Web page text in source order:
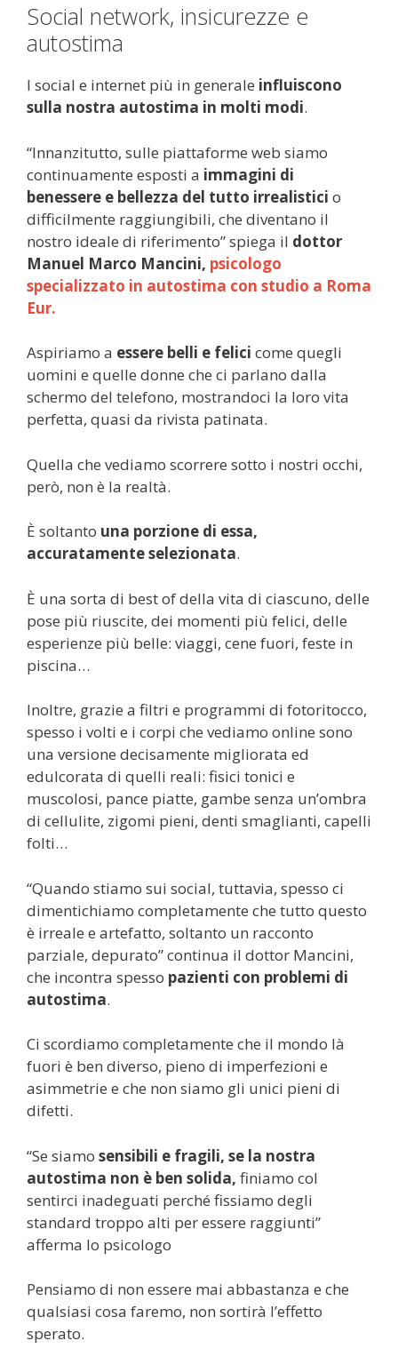
Social network, insicurezze e
autostima
I social e internet più in generale influiscono
sulla nostra autostima in molti modi.
“Innanzitutto, sulle piattaforme web siamo
continuamente esposti a immagini di
benessere e bellezza del tutto irrealistici o
difficilmente raggiungibili, che diventano il
nostro ideale di riferimento” spiega il dottor
Manuel Marco Mancini, psicologo
specializzato in autostima con studio a Roma
Eur.
Aspiriamo a essere belli e felici come quegli
uomini e quelle donne che ci parlano dalla
schermo del telefono, mostrandoci la loro vita
perfetta, quasi da rivista patinata.
Quella che vediamo scorrere sotto i nostri occhi,
però, non è la realtà.
È soltanto una porzione di essa,
accuratamente selezionata.
È una sorta di best of della vita di ciascuno, delle
pose più riuscite, dei momenti più felici, delle
esperienze più belle: viaggi, cene fuori, feste in
piscina…
Inoltre, grazie a filtri e programmi di fotoritocco,
spesso i volti e i corpi che vediamo online sono
una versione decisamente migliorata ed
edulcorata di quelli reali: fisici tonici e
muscolosi, pance piatte, gambe senza un’ombra
di cellulite, zigomi pieni, denti smaglianti, capelli
folti…
“Quando stiamo sui social, tuttavia, spesso ci
dimentichiamo completamente che tutto questo
è irreale e artefatto, soltanto un racconto
parziale, depurato” continua il dottor Mancini,
che incontra spesso pazienti con problemi di
autostima.
Ci scordiamo completamente che il mondo là
fuori è ben diverso, pieno di imperfezioni e
asimmetrie e che non siamo gli unici pieni di
difetti.
“Se siamo sensibili e fragili, se la nostra
autostima non è ben solida, finiamo col
sentirci inadeguati perché fissiamo degli
standard troppo alti per essere raggiunti”
afferma lo psicologo
Pensiamo di non essere mai abbastanza e che
qualsiasi cosa faremo, non sortirà l’effetto
sperato.